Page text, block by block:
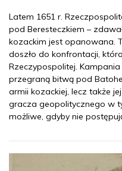
Latem 1651 r.
pod Beresteczkiem –
kozackim jest opanowana.
doszło do konfrontacji,
Rzeczypospolitej.
przegraną bitwą pod
armii kozackiej, lecz także
gracza geopolitycznego w
możliwe, gdyby nie